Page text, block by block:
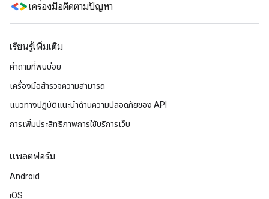
เครื่องมือติดตามปัญหา
เรียนรู้เพิ่มเติม
คำถามที่พบบ่อย
เครื่องมือสำรวจความสามารถ
แนวทางปฏิบัติแนะนําด้านความปลอดภัยของ API
การเพิ่มประสิทธิภาพการใช้บริการเว็บ
แพลตฟอร์ม
Android
iOS